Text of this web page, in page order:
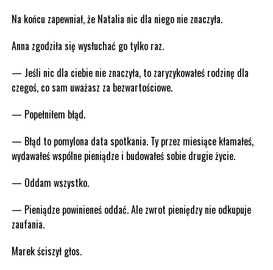
Na końcu zapewniał, że Natalia nic dla niego nie znaczyła.
Anna zgodziła się wysłuchać go tylko raz.
— Jeśli nic dla ciebie nie znaczyła, to zaryzykowałeś rodzinę dla
czegoś, co sam uważasz za bezwartościowe.
— Popełniłem błąd.
— Błąd to pomylona data spotkania. Ty przez miesiące kłamałeś,
wydawałeś wspólne pieniądze i budowałeś sobie drugie życie.
— Oddam wszystko.
— Pieniądze powinieneś oddać. Ale zwrot pieniędzy nie odkupuje
zaufania.
Marek ściszył głos.